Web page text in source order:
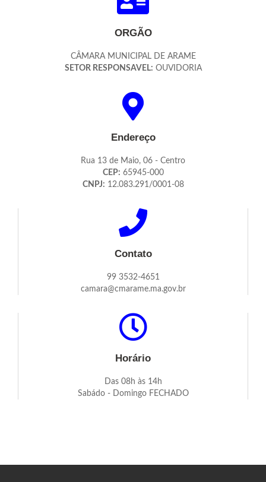
ORGÃO
CÂMARA MUNICIPAL DE ARAME
SETOR RESPONSAVEL: OUVIDORIA
Endereço
Rua 13 de Maio, 06 - Centro
CEP: 65945-000
CNPJ: 12.083.291/0001-08
Contato
99 3532-4651
camara@cmarame.ma.gov.br
Horário
Das 08h às 14h
Sabádo - Domingo FECHADO